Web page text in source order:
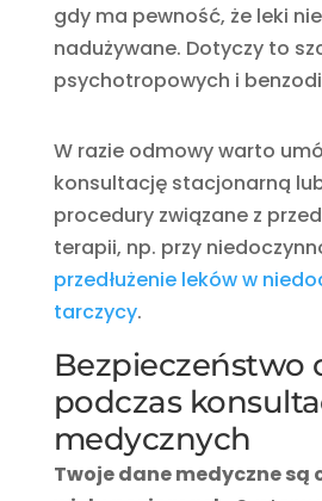
gdy ma pewność, że leki
nadużywane. Dotyczy to
psychotropowych i
W razie odmowy warto
konsultację stacjonarną
procedury związane z
terapii, np. przy
przedłużenie leków w
tarczycy.
Bezpieczeństwo
podczas
medycznych
Twoje dane medyczne są